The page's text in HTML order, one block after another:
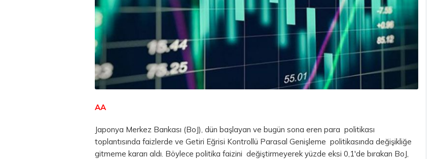
AA
Japonya Merkez Bankası (BoJ), dün başlayan ve bugün sona eren para politikası
toplantısında faizlerde ve Getiri Eğrisi Kontrollü Parasal Genişleme politikasında değişikliğe
gitmeme kararı aldı. Böylece politika faizini değiştirmeyerek yüzde eksi 0,1'de bırakan BoJ,